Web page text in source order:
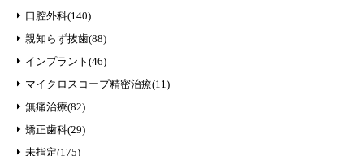
口腔外科(140)
親知らず抜歯(88)
インプラント(46)
マイクロスコープ精密治療(11)
無痛治療(82)
矯正歯科(29)
未指定(175)